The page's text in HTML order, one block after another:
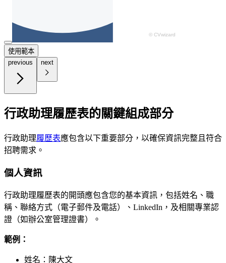
使用範本
previous
next
行政助理履歷表的關鍵組成部分
行政助理履歷表應包含以下重要部分，以確保資訊完整且符合
招聘需求。
個人資訊
行政助理履歷表的開頭應包含您的基本資訊，包括姓名、職
稱、聯絡方式（電子郵件及電話）、LinkedIn，及相關專業認
證（如辦公室管理證書）。
範例：
姓名：陳大文